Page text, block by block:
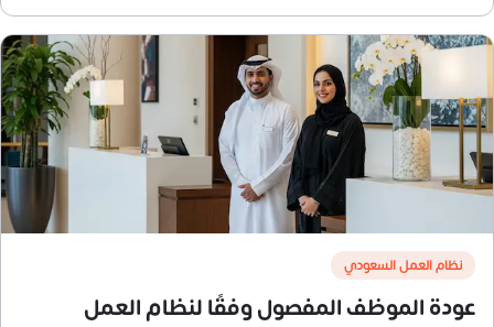
نظام العمل السعودي
عودة الموظف المفصول وفقًا لنظام العمل